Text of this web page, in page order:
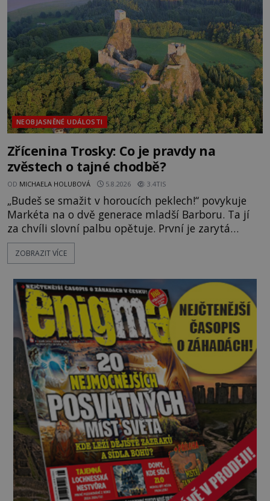
následovat. Vstupujeme na pláž Dumas ve městě
Surat. Gu
NEOBJASNĚNÉ UDÁLOSTI
Zřícenina Trosky: Co je pravdy na
zvěstech o tajné chodbě?
OD MICHAELA HOLUBOVÁ 5.8.2026 3.4TIS
„Budeš se smažit v horoucích peklech!“ povykuje
Markéta na o dvě generace mladší Barboru. Ta jí
za chvíli slovní palbu opětuje. První je zarytá
katolička, druhá přesvědčená kališnice. A každá z
nich se usídlí na jedné z věží slavného hradu
mezi vůdce protihusitského boje. Za manželku má
skutečně jistou
ZOBRAZIT VÍCE